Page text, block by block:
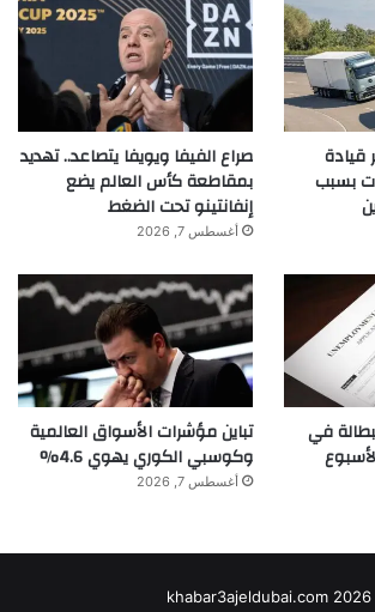
قيادة
بسبب
صراع الفيفا ويويفا يتصاعد.. تهديد
بمقاطعة كأس العالم يضع
إنفانتينو تحت الضغط
أغسطس 7, 2026
في
ألفاً الأسبوع
تباين مؤشرات الأسواق العالمية
وكوسبي الكوري يهوي 4.6%
أغسطس 7, 2026
khabar3ajeldubai.com 2026